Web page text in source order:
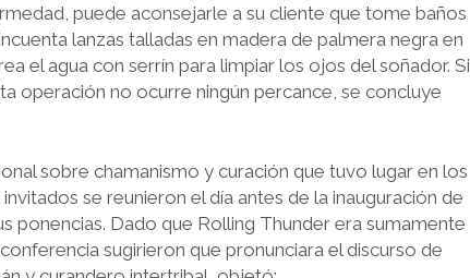
puede aconsejarle a su cliente que tome baños
lanzas talladas en madera de palmera negra en
el agua con serrín para limpiar los ojos del soñador. Si
operación no ocurre ningún percance, se concluye
sobre chamanismo y curación que tuvo lugar en los
se reunieron el día antes de la inauguración de
ponencias. Dado que Rolling Thunder era sumamente
sugirieron que pronunciara el discurso de